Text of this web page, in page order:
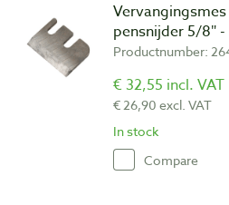
pensnijder 5/8″
Productnumber:
€ 32,55 incl. VAT
€ 26,90 excl. VAT
In stock
Compare